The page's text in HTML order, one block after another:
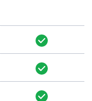
(voir exemple)